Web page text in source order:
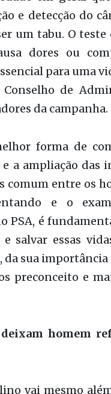
de
da campanha.
forma de
a ampliação das
entre os
PSA, é
salvar essas
da sua
preconceito e
homem
partes
o pênis e os
o homem